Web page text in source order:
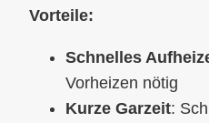
Vorteile:
Schnelles
Vorheizen nötig
Kurze Garzeit: